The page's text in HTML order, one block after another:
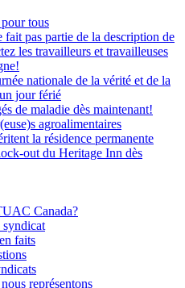
tous
fait pas partie de la description de
les travailleurs et travailleuses
nationale de la vérité et de la
jour férié
de maladie dès maintenant!
agroalimentaires
la résidence permanente
out du Heritage Inn dès
Canada?
syndicat
faits
représentons